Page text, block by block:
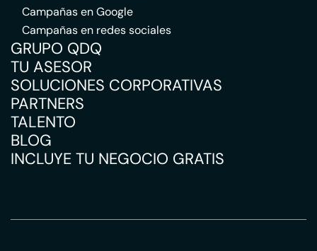
Campañas en Google
Campañas en redes sociales
GRUPO QDQ
TU ASESOR
SOLUCIONES CORPORATIVAS
PARTNERS
TALENTO
BLOG
INCLUYE TU NEGOCIO GRATIS